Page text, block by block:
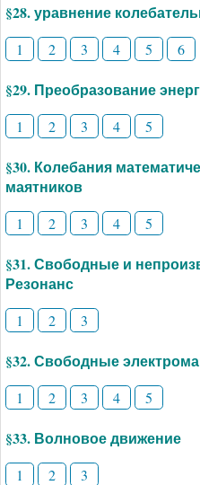
§28. уравнение
1 2 3 4 5 6
§29. Преобразование
1 2 3 4 5
§30. Колебания
маятников
1 2 3 4 5
§31. Свободные и
Резонанс
1 2 3
§32. Свободные
1 2 3 4 5
§33. Волновое движение
1 2 3